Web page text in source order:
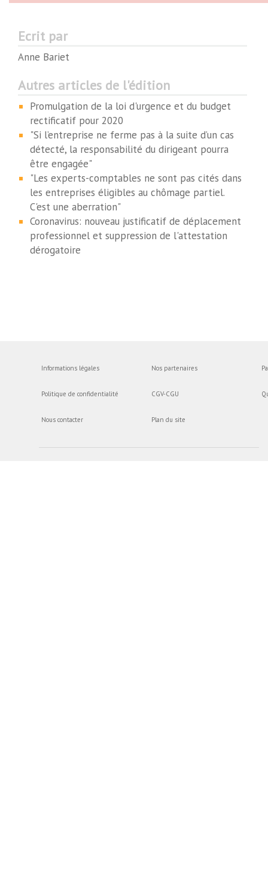
Ecrit par
Anne Bariet
Autres articles de l'édition
Promulgation de la loi d'urgence et du budget
rectificatif pour 2020
"Si l’entreprise ne ferme pas à la suite d’un cas
détecté, la responsabilité du dirigeant pourra
être engagée"
"Les experts-comptables ne sont pas cités dans
les entreprises éligibles au chômage partiel.
C'est une aberration"
Coronavirus: nouveau justificatif de déplacement
professionnel et suppression de l'attestation
dérogatoire
Informations légales
Politique de confidentialité
Nous contacter
Nos partenaires
CGV-CGU
Plan du site